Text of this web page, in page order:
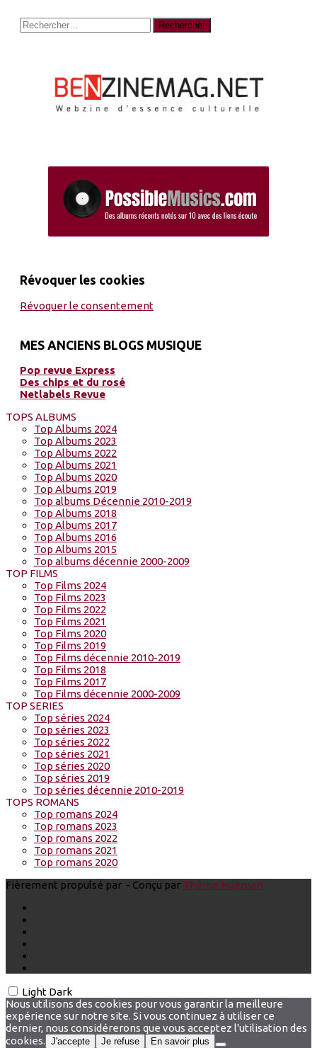
Rechercher :
Révoquer les cookies
Révoquer le consentement
MES ANCIENS BLOGS MUSIQUE
Pop revue Express
Des chips et du rosé
Netlabels Revue
TOPS ALBUMS
Top Albums 2024
Top Albums 2023
Top Albums 2022
Top Albums 2021
Top Albums 2020
Top Albums 2019
Top albums Décennie 2010-2019
Top Albums 2018
Top Albums 2017
Top Albums 2016
Top Albums 2015
Top albums décennie 2000-2009
TOP FILMS
Top Films 2024
Top Films 2023
Top Films 2022
Top Films 2021
Top Films 2020
Top Films 2019
Top Films décennie 2010-2019
Top Films 2018
Top Films 2017
Top Films décennie 2000-2009
TOP SERIES
Top séries 2024
Top séries 2023
Top séries 2022
Top séries 2021
Top séries 2020
Top séries 2019
Top séries décennie 2010-2019
TOPS ROMANS
Top romans 2024
Top romans 2023
Top romans 2022
Top romans 2021
Top romans 2020
Fièrement propulsé par - Conçu par Thème Hueman
Light Dark
Nous utilisons des cookies pour vous garantir la meilleure
expérience sur notre site. Si vous continuez à utiliser ce
dernier, nous considérerons que vous acceptez l'utilisation des
cookies. J'accepte Je refuse En savoir plus